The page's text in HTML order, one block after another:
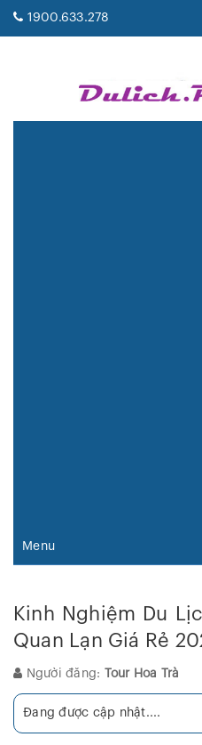
1900.633.278
Menu
Kinh Nghiệm Du
Quan Lạn Giá Rẻ
Người đăng: Tour Hoa Trà
Đang được cập nhật....